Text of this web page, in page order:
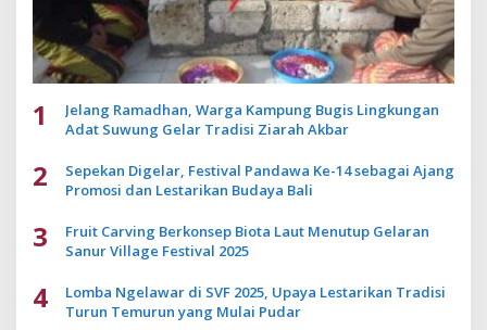
1
Jelang Ramadhan, Warga Kampung Bugis Lingkungan
Adat Suwung Gelar Tradisi Ziarah Akbar
2
Sepekan Digelar, Festival Pandawa Ke-14 sebagai Ajang
Promosi dan Lestarikan Budaya Bali
3
Fruit Carving Berkonsep Biota Laut Menutup Gelaran
Sanur Village Festival 2025
4
Lomba Ngelawar di SVF 2025, Upaya Lestarikan Tradisi
Turun Temurun yang Mulai Pudar